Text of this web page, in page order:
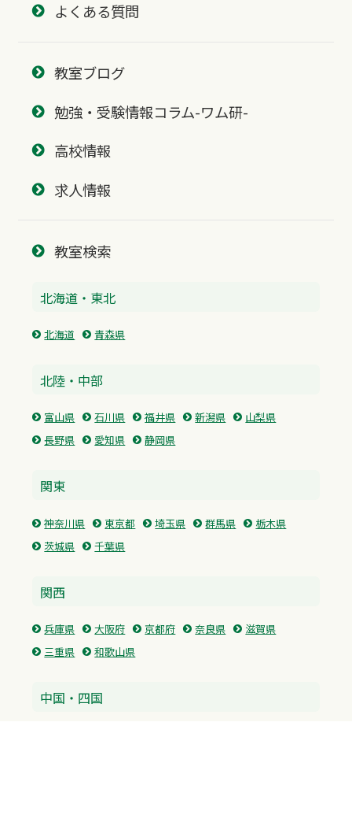
よくある質問
教室ブログ
勉強・受験情報コラム-ワム研-
高校情報
求人情報
教室検索
北海道・東北
北海道 青森県
北陸・中部
富山県 石川県 福井県 新潟県
山梨県
長野県
愛知県 静岡県
関東
神奈川県 東京都 埼玉県 群馬県
栃木県
茨城県
千葉県
関西
兵庫県 大阪府 京都府 奈良県
滋賀県
三重県
和歌山県
中国・四国